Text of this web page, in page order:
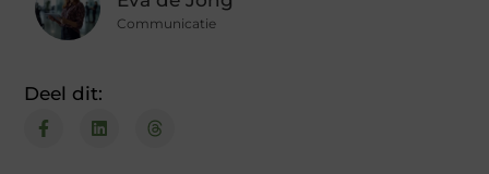
Communicatie
Deel dit: